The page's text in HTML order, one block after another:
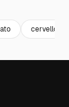
cervello